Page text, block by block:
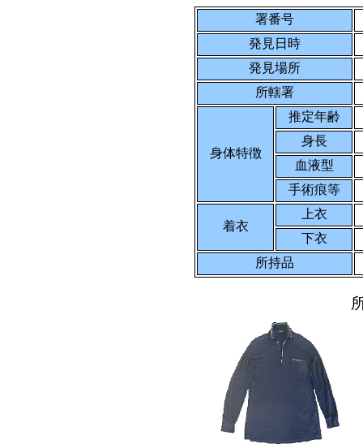
署番号
発見日時
発見場所
所轄署
身体特徴
推定年齢
身長
血液型
手術痕等
着衣
上衣
下衣
所持品